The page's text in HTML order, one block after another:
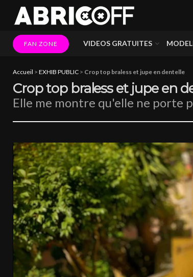
FAN ZONE VIDEOS GRATUITES
Accueil > EXHIB PUBLIC > Crop top braless et jupe en dentelle
Crop top braless et jupe en
Elle me montre qu'elle ne porte